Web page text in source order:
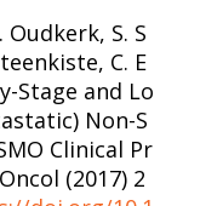
Oudkerk, S. S
C. E
Stage and Lo
Non-S
Clinical Pr
(2017) 2